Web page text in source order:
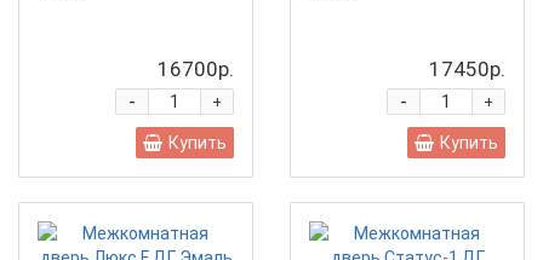
16700р.
+
-
Купить
17450р.
+
-
Купить